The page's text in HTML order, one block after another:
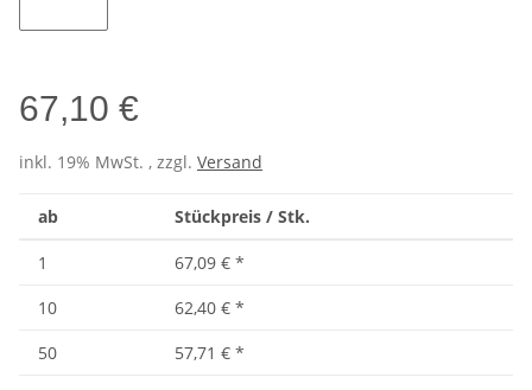
67,10 €
inkl. 19% MwSt. , zzgl. Versand
ab Stückpreis / Stk.
1 67,09 € *
10
62,40 € *
50
57,71 € *